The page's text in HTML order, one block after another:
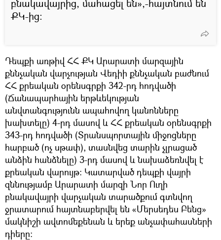
բնակավայրից, մահացել են»,-հայտնում են
ՔԿ-ից։
Դեպքի առթիվ ՀՀ ՔԿ Արարատի մարզային
քննչական վարչության Վեդիի քննչական բաժնում
ՀՀ քրեական օրենսգրքի 342-րդ հոդվածի
(Ճանապարհային երթևեկության
անվտանգությունն ապահովող կանոնները
խախտելը) 4-րդ մասով և ՀՀ քրեական օրենսգրքի
343-րդ հոդվածի (Տրանսպորտային միջոցները
հարբած (ոչ սթափ), տասնվեց տարին չլրացած
անձին հանձնելը) 3-րդ մասով և նախաձեռնվել է
քրեական վարույթ։ Կատարված դեպքի վայրի
զննությամբ Արարատի մարզի Նոր Ուղի
բնակավայրի վարչական տարածքում գտնվող
ջրատարում հայտնաբերվել են «Մերսեդես Բենց»
մակնիշի ավտոմեքենան և երեք անչափահասների
դիերը։